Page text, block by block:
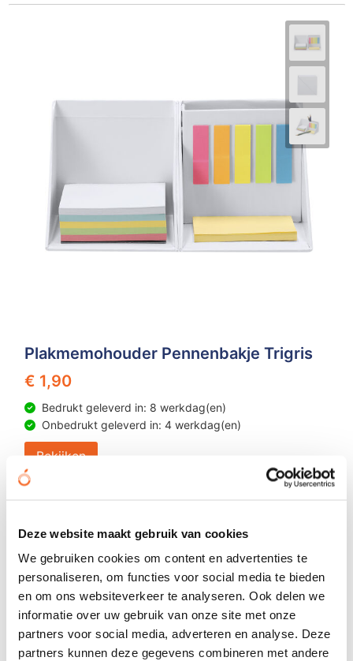
Deze website maakt gebruik van cookies
We gebruiken cookies om content en advertenties te
personaliseren, om functies voor social media te bieden
en om ons websiteverkeer te analyseren. Ook delen we
informatie over uw gebruik van onze site met onze
partners voor social media, adverteren en analyse. Deze
partners kunnen deze gegevens combineren met andere
Plakmemohouder Pennenbakje Trigris
€ 1,90
Bedrukt geleverd in: 8 werkdag(en)
Onbedrukt geleverd in: 4 werkdag(en)
Bekijken